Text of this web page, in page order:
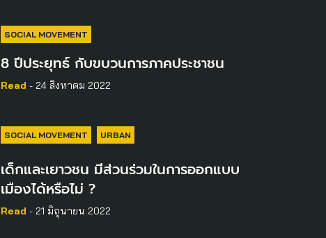
SOCIAL MOVEMENT
8 ปีประยุทธ์ กับขบวนการภาคประชาชน
Read - 24 สิงหาคม 2022
SOCIAL MOVEMENT URBAN
เด็กและเยาวชน มีส่วนร่วมในการออกแบบ
เมืองได้หรือไม่ ?
Read - 21 มิถุนายน 2022